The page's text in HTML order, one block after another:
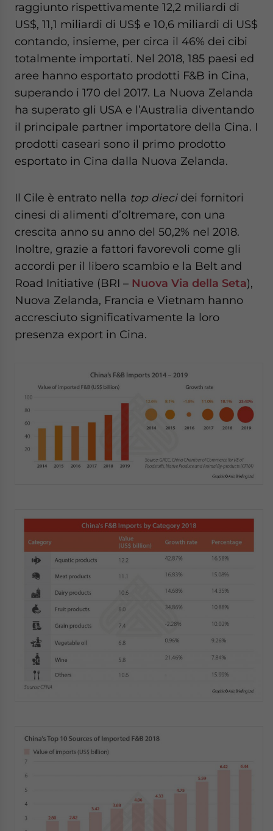
raggiunto rispettivamente 12,2 miliardi di
US$, 11,1 miliardi di US$ e 10,6 miliardi di US$
contando, insieme, per circa il 46% dei cibi
totalmente importati. Nel 2018, 185 paesi ed
aree hanno esportato prodotti F&B in Cina,
superando i 170 del 2017. La Nuova Zelanda
ha superato gli USA e l’Australia diventando
il principale partner importatore della Cina. I
prodotti caseari sono il primo prodotto
esportato in Cina dalla Nuova Zelanda.
Il Cile è entrato nella top diecidei fornitori
cinesi di alimenti d’oltremare, con una
crescita anno su anno del 50,2% nel 2018.
Inoltre, grazie a fattori favorevoli come gli
accordi per il libero scambio e la Belt and
Road Initiative (BRI – Nuova Via della Seta),
Nuova Zelanda, Francia e Vietnam hanno
accresciuto significativamente la loro
presenza export in Cina.